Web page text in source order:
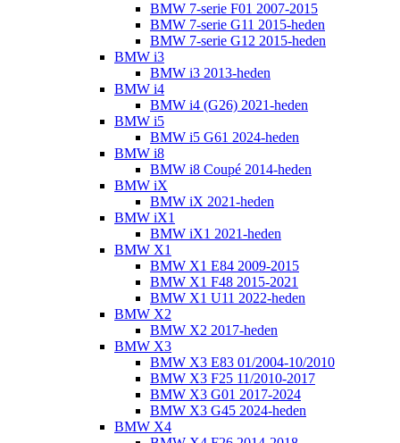
BMW 7-serie F01 2007-2015
BMW 7-serie G11 2015-heden
BMW 7-serie G12 2015-heden
BMW i3
BMW i3 2013-heden
BMW i4
BMW i4 (G26) 2021-heden
BMW i5
BMW i5 G61 2024-heden
BMW i8
BMW i8 Coupé 2014-heden
BMW iX
BMW iX 2021-heden
BMW iX1
BMW iX1 2021-heden
BMW X1
BMW X1 E84 2009-2015
BMW X1 F48 2015-2021
BMW X1 U11 2022-heden
BMW X2
BMW X2 2017-heden
BMW X3
BMW X3 E83 01/2004-10/2010
BMW X3 F25 11/2010-2017
BMW X3 G01 2017-2024
BMW X3 G45 2024-heden
BMW X4